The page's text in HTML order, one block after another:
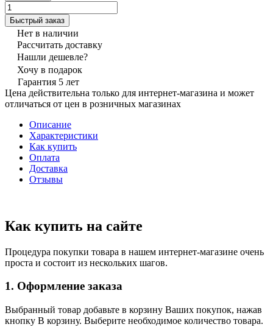
Быстрый заказ
Нет в наличии
Рассчитать доставку
Нашли дешевле?
Хочу в подарок
Гарантия 5 лет
Цена действительна только для интернет-магазина и может
отличаться от цен в розничных магазинах
Описание
Характеристики
Как купить
Оплата
Доставка
Отзывы
Как купить на сайте
Процедура покупки товара в нашем интернет-магазине очень
проста и состоит из нескольких шагов.
1. Оформление заказа
Выбранный товар добавьте в корзину Ваших покупок, нажав
кнопку В корзину. Выберите необходимое количество товара.